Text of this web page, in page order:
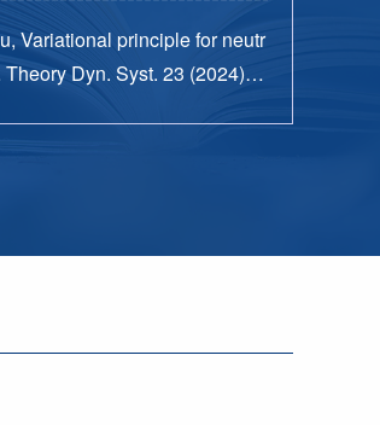
Variational principle for neutr
Dyn. Syst. 23 (2024), n